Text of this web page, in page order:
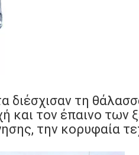
διέσχισαν τη
και τον έπαινο
την κορυφαία